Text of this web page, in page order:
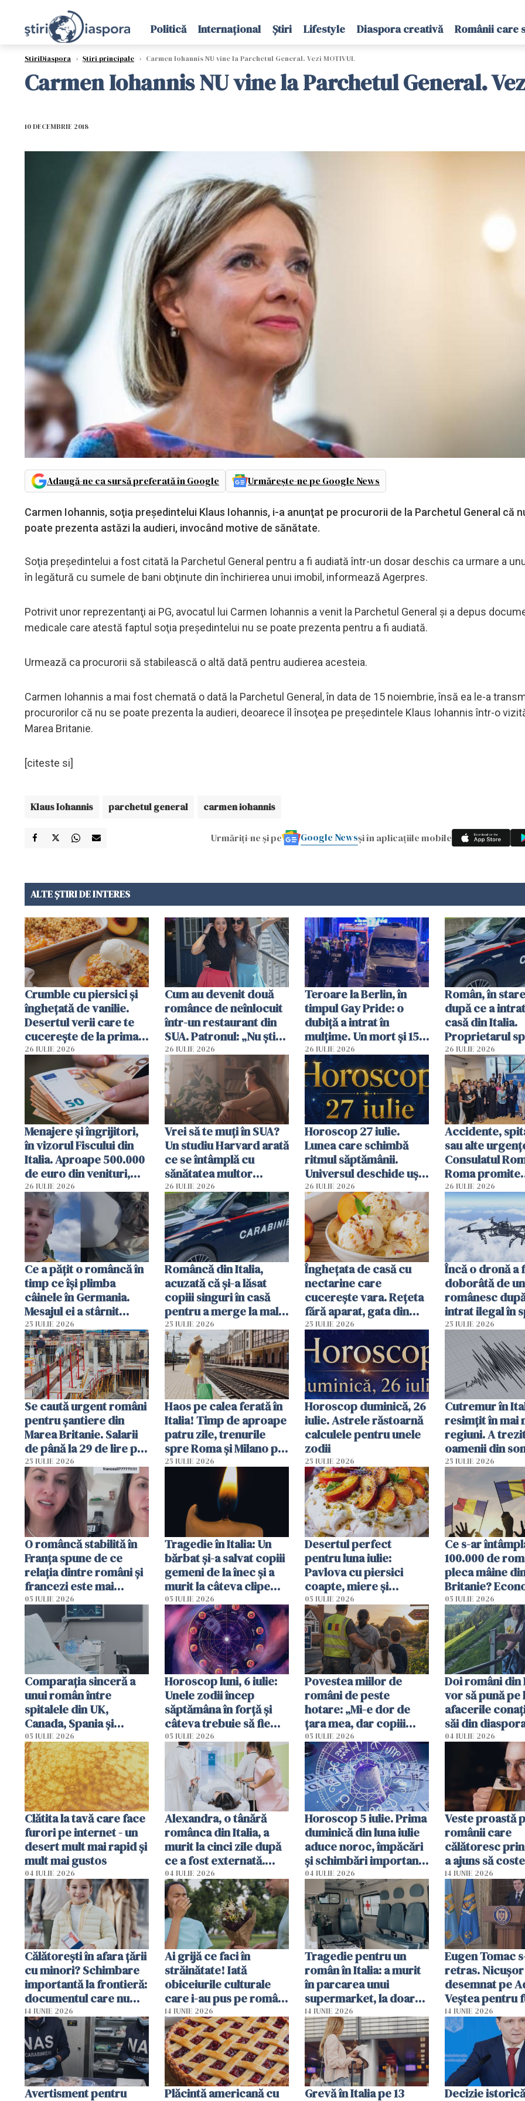
Politică Internațional Știri Lifestyle Diaspora creativă Românii care
StiriDiaspora › Știri principale › Carmen Iohannis NU vine la Parchetul General. Vezi MOTIVUL
Carmen Iohannis NU vine la Parchetul General.
10 DECEMBRIE 2018
Adaugă-ne ca sursă preferată în Google Urmărește-ne pe Google News
Carmen Iohannis, soţia preşedintelui Klaus Iohannis, i-a anunţat pe procurorii de la Parchetul General că
poate prezenta astăzi la audieri, invocând motive de sănătate.
Soţia preşedintelui a fost citată la Parchetul General pentru a fi audiată într-un dosar deschis ca urmare a
în legătură cu sumele de bani obţinute din închirierea unui imobil, informează Agerpres.
Potrivit unor reprezentanţi ai PG, avocatul lui Carmen Iohannis a venit la Parchetul General şi a depus
medicale care atestă faptul soţia preşedintelui nu se poate prezenta pentru a fi audiată.
Urmează ca procurorii să stabilească o altă dată pentru audierea acesteia.
Carmen Iohannis a mai fost chemată o dată la Parchetul General, în data de 15 noiembrie, însă ea le-a
procurorilor că nu se poate prezenta la audieri, deoarece îl însoţea pe preşedintele Klaus Iohannis într-o
Marea Britanie.
[citeste si]
Klaus Iohannis parchetul general carmen iohannis
Urmăriți-ne și pe Google Newsși în aplicațiile mobile
ALTE ȘTIRI DE INTERES
Crumble cu piersici și
înghețată de vanilie.
Desertul verii care te
cucerește de la prima
lingură
26 IULIE 2026
Cum au devenit două
românce de neînlocuit
într-un restaurant din
SUA. Patronul: „Nu știu
ce o să mă fac fără voi”
26 IULIE 2026
Teroare la Berlin, în
timpul Gay Pride: o
dubiță a intrat în
mulțime. Un mort și 15
răniți
26 IULIE 2026
Român, în
după ce a
casă din Italia.
Proprietarul
s-a apărat cu
26 IULIE 2026
Menajere și îngrijitori,
în vizorul Fiscului din
Italia. Aproape 500.000
de euro din venituri,
ascunși de autorități
26 IULIE 2026
Vrei să te muți în SUA?
Un studiu Harvard arată
ce se întâmplă cu
sănătatea multor
imigranți
26 IULIE 2026
Horoscop 27 iulie.
Lunea care schimbă
ritmul săptămânii.
Universul deschide uși
neașteptate pentru
unele zodii
26 IULIE 2026
Accidente,
sau alte
Consulatul
Roma promite
intervenții în
de ore
26 IULIE 2026
Ce a pățit o româncă în
timp ce își plimba
câinele în Germania.
Mesajul ei a stârnit
dezbateri aprinse
25 IULIE 2026
Româncă din Italia,
acuzată că și-a lăsat
copiii singuri în casă
pentru a merge la mall.
Vecinii au dat alarma
25 IULIE 2026
Înghețata de casă cu
nectarine care
cucerește vara. Rețeta
fără aparat, gata din
câteva ingrediente
25 IULIE 2026
Încă o dronă a
doborâtă de un
românesc
intrat ilegal în
aerian al
25 IULIE 2026
Se caută urgent români
pentru șantiere din
Marea Britanie. Salarii
de până la 29 de lire pe
oră
25 IULIE 2026
Haos pe calea ferată în
Italia! Timp de aproape
patru zile, trenurile
spre Roma și Milano pot
întârzia până la 3 ore
25 IULIE 2026
Horoscop duminică, 26
iulie. Astrele răstoarnă
calculele pentru unele
zodii
25 IULIE 2026
Cutremur în
resimțit în mai
regiuni. A
oamenii din
un alt seism
o zi înainte
25 IULIE 2026
O româncă stabilită în
Franța spune de ce
relația dintre români și
francezi este mai
complicată decât pare
05 IULIE 2026
Tragedie în Italia: Un
bărbat și-a salvat copiii
gemeni de la înec și a
murit la câteva clipe
după ce i-a adus la mal
05 IULIE 2026
Desertul perfect
pentru luna iulie:
Pavlova cu piersici
coapte, miere și
lavandă
05 IULIE 2026
Ce s-ar
100.000 de
pleca mâine
Britanie?
resimți imediat
05 IULIE 2026
Comparația sinceră a
unui român între
spitalele din UK,
Canada, Spania și
România
05 IULIE 2026
Horoscop luni, 6 iulie:
Unele zodii încep
săptămâna în forță și
câteva trebuie să fie
prudente
05 IULIE 2026
Povestea miilor de
români de peste
hotare: „Mi-e dor de
țara mea, dar copiii
spun că Anglia e casa
noastră”
05 IULIE 2026
Doi români din
vor să pună pe
afacerile
săi din
ajută mai exact
04 IULIE 2026
Clătita la tavă care face
furori pe internet - un
desert mult mai rapid și
mult mai gustos
04 IULIE 2026
Alexandra, o tânără
românca din Italia, a
murit la cinci zile după
ce a fost externată.
Anchetă pentru omor
din culpă
04 IULIE 2026
Horoscop 5 iulie. Prima
duminică din luna iulie
aduce noroc, împăcări
și schimbări importante
pentru câteva zodii
04 IULIE 2026
Veste proastă
românii care
călătoresc
a ajuns să
de bere
14 IUNIE 2026
Călătorești în afara țării
cu minori? Schimbare
importantă la frontieră:
documentul care nu
mai trebuie prezentat
fizic
14 IUNIE 2026
Ai grijă ce faci în
străinătate! Iată
obiceiurile culturale
care i-au pus pe români
în situații neașteptate
14 IUNIE 2026
Tragedie pentru un
român în Italia: a murit
în parcarea unui
supermarket, la doar
50 de ani
14 IUNIE 2026
Eugen Tomac
retras. Nicușor
desemnat pe
Veștea pentru
de premier
14 IUNIE 2026
Avertisment pentru
Plăcintă americană cu
Grevă în Italia pe 13
Decizie